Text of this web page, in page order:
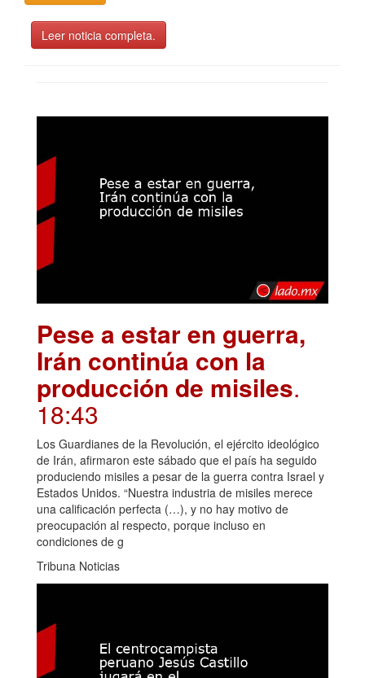
Leer noticia completa.
Pese a estar en guerra,
Irán continúa con la
producción de misiles.
18:43
Los Guardianes de la Revolución, el ejército ideológico
de Irán, afirmaron este sábado que el país ha seguido
produciendo misiles a pesar de la guerra contra Israel y
Estados Unidos. “Nuestra industria de misiles merece
una calificación perfecta (…), y no hay motivo de
preocupación al respecto, porque incluso en
condiciones de g
Tribuna Noticias